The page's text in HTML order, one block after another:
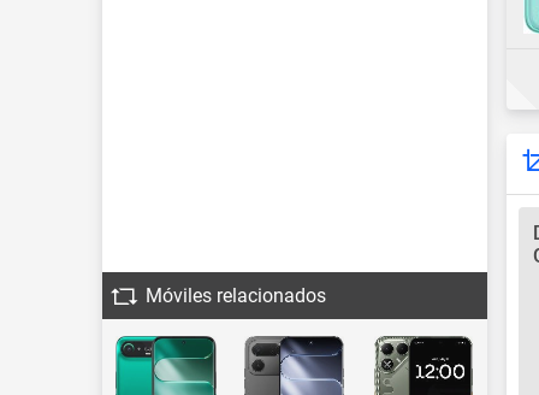
Móviles relacionados